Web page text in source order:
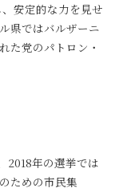
安定的な力を見せ
県ではバルザーニ
た党のパトロン・
2018年の選挙では
ための市民集